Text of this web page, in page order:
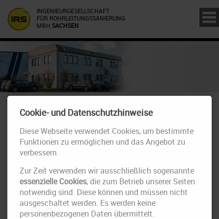
INGENIEURGESELLSCHAFT
FÜR ROHRLEITUNGSSANIERUNG
MBH SACHSEN
REWE Teamchallenge 2019
Cookie- und Datenschutzhinweise
Diese Webseite verwendet Cookies, um bestimmte
Funktionen zu ermöglichen und das Angebot zu
verbessern.
Zur Zeit verwenden wir ausschließlich sogenannte
essenzielle Cookies, die zum Betrieb unserer Seiten
notwendig sind. Diese können und müssen nicht
ausgeschaltet werden. Es werden keine
personenbezogenen Daten übermittelt.